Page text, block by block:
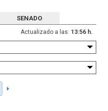
SENADO
Actualizado a las: 13:56 h.